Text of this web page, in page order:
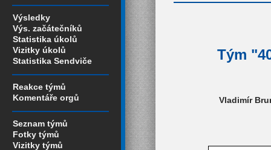
Výsledky
Výs. začátečníků
Statistika úkolů
Vizitky úkolů
Statistika Sendviče
Reakce týmů
Komentáře orgů
Seznam týmů
Fotky týmů
Vizitky týmů
Tým
Vladimír